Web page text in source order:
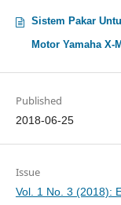
Sistem Pakar
Motor Yamaha X-
Published
2018-06-25
Issue
Vol. 1 No. 3 (2018):